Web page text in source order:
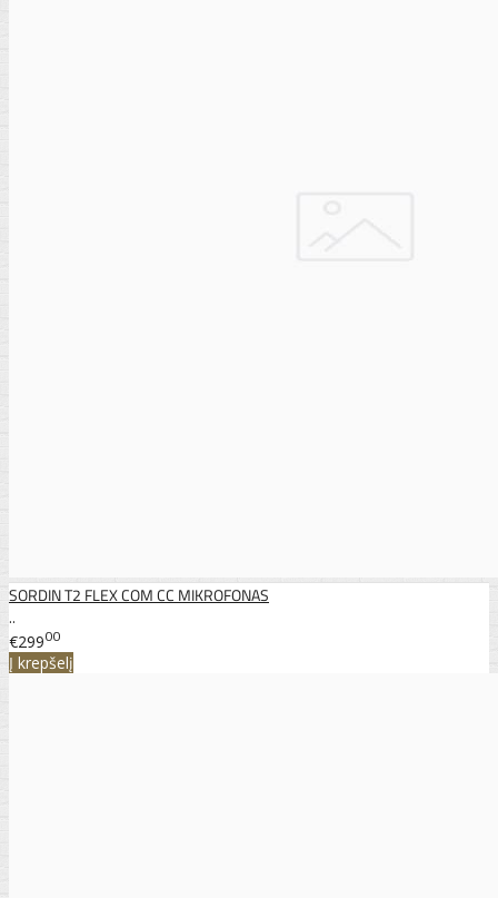
SORDIN T2 FLEX COM CC MIKROFONAS
..
€29900
Į krepšelį